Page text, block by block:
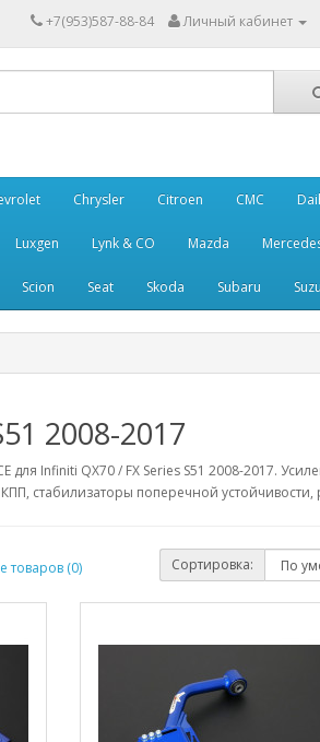
+7(953)587-88-84 Личный кабинет
Chrysler Citroen CMC
Luxgen Lynk & CO Mazda
Scion Seat Skoda Subaru
2008-2017
для Infiniti QX70 / FX Series S51 2008-2017.
стабилизаторы поперечной устойчивости,
товаров (0) Сортировка: